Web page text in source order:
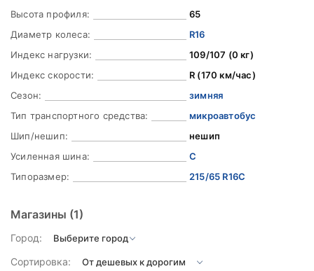
Высота профиля:
65
Диаметр колеса:
R16
Индекс нагрузки:
109/107 (0 кг)
Индекс скорости:
R (170 км/час)
Сезон:
зимняя
Тип транспортного средства:
микроавтобус
Шип/нешип:
нешип
Усиленная шина:
C
Типоразмер:
215/65 R16C
Магазины (1)
Город:
Сортировка: